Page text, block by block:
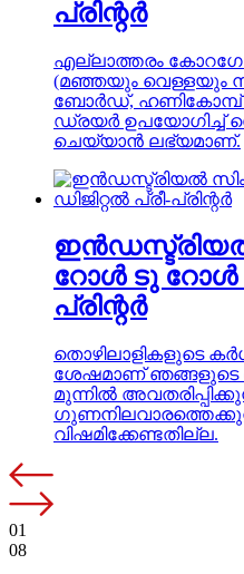
പ്രിന്റർ
എല്ലാത്തരം
(മഞ്ഞയും വെള്ളയും
ബോർഡ്,
ഡ്രയർ ഉപയോഗിച്ച്
ചെയ്യാൻ ലഭ്യമാണ്.
റോൾ ടു റോൾ
പ്രിന്റർ
തൊഴിലാളികളുടെ
ശേഷമാണ് ഞങ്ങളുടെ
മുന്നിൽ
വിഷമിക്കേണ്ടതില്ല.
01
08